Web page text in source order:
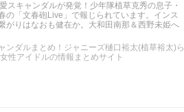
キャンダルが発覚！少年隊植草克秀の息子・
の「文春砲Live」で報じられています。インス
がりはなおも健在か。大和田南那＆西野未姫へ
ンダルまとめ！ジャニーズ樋口裕太(植草裕太)ら
性アイドルの情報まとめサイト